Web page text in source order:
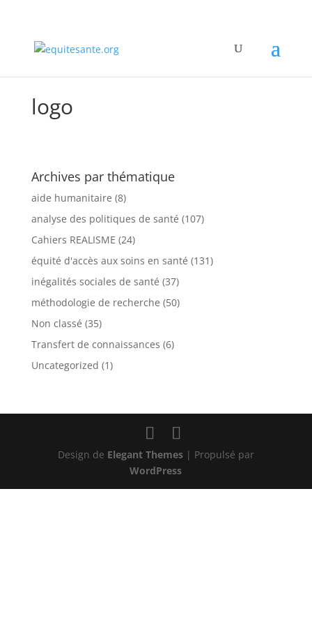
logo
Archives par thématique
aide humanitaire (8)
analyse des politiques de santé (107)
Cahiers REALISME (24)
équité d'accès aux soins en santé (131)
inégalités sociales de santé (37)
méthodologie de recherche (50)
Non classé (35)
Transfert de connaissances (6)
Uncategorized (1)
Design de Elegant Themes| Propulsé par
WordPress